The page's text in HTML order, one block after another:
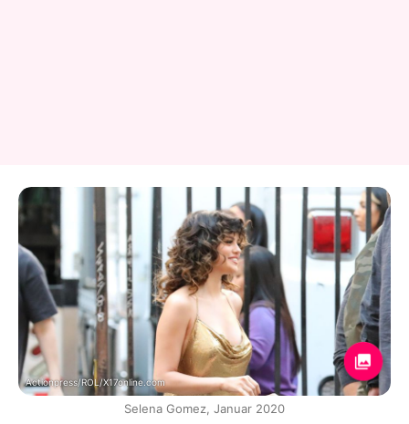
Actionpress/ROL/X17online.com
Selena Gomez, Januar 2020